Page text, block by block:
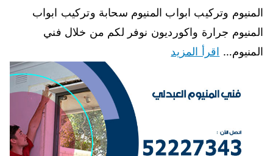
المنيوم وتركيب ابواب المنيوم سحابة وتركيب ابواب
المنيوم جرارة واكورديون نوفر لكم من خلال فني
المنيوم… اقرأ المزيد